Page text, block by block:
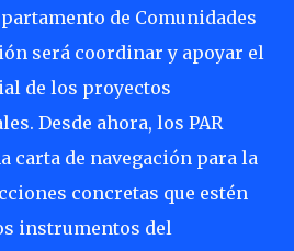
de Comunidades
será coordinar y apoyar el
de los proyectos
Desde ahora, los PAR
carta de navegación para la
concretas que estén
instrumentos del